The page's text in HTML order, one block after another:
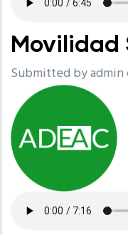
Movilidad
Submitted byadmin